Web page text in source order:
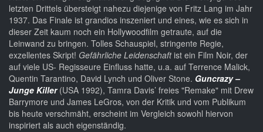
letzten Drittels übersteigt nahezu diejenige von Fritz Lang im Jahr
1937. Das Finale ist grandios inszeniert und eines, wie es sich in
dieser Zeit kaum noch ein Hollywoodfilm getraute, auf die
Leinwand zu bringen. Tolles Schauspiel, stringente Regie,
exzellentes Skript! Gefährliche Leidenschaftist ein Film Noir, der
auf viele US- Regisseure Einfluss hatte, u.a. auf Terrence Malick,
Quentin Tarantino, David Lynch und Oliver Stone. Guncrazy –
Junge Killer(USA 1992), Tamra Davis’ freies "Remake" mit Drew
Barrymore und James LeGros, von der Kritik und vom Publikum
bis heute verschmäht, erscheint im Vergleich sowohl hiervon
inspiriert als auch eigenständig.